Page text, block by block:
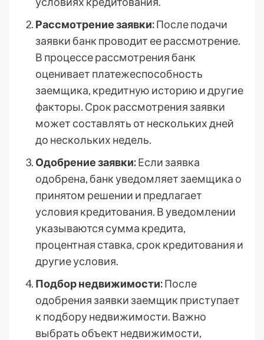
Рассмотрение заявки:После подачи
заявки банк проводит ее рассмотрение.
В процессе рассмотрения банк
оценивает платежеспособность
заемщика, кредитную историю и другие
факторы. Срок рассмотрения заявки
может составлять от нескольких дней
до нескольких недель.
Одобрение заявки:Если заявка
одобрена, банк уведомляет заемщика о
принятом решении и предлагает
условия кредитования. В уведомлении
указываются сумма кредита,
процентная ставка, срок кредитования и
другие условия.
Подбор недвижимости:После
одобрения заявки заемщик приступает
к подбору недвижимости. Важно
выбрать объект недвижимости,